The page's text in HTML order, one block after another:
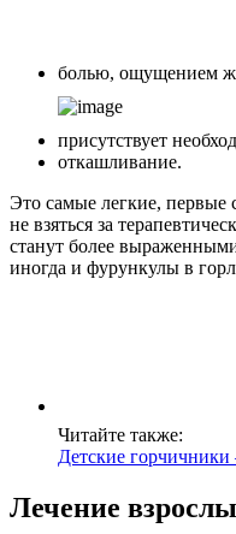
болью, ощущением
присутствует
откашливание.
Это самые легкие, первые
не взяться за
станут более
иногда и фурункулы в
Читайте также:
Детские горчичники
Лечение